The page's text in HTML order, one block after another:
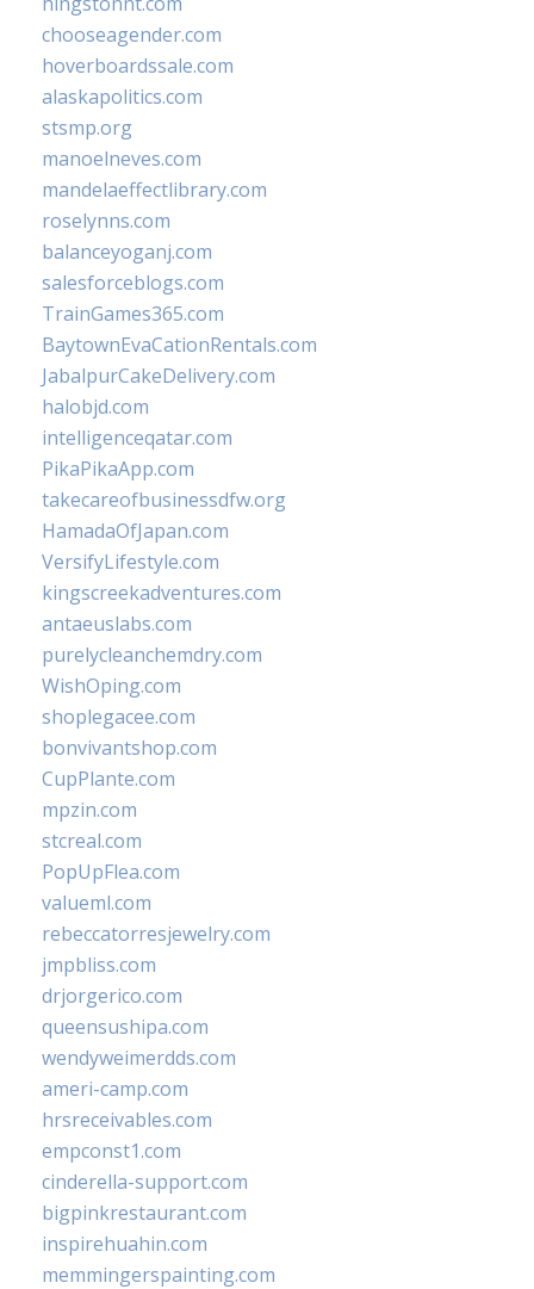
chooseagender.com
hoverboardssale.com
alaskapolitics.com
stsmp.org
manoelneves.com
mandelaeffectlibrary.com
roselynns.com
balanceyoganj.com
salesforceblogs.com
TrainGames365.com
BaytownEvaCationRentals.com
JabalpurCakeDelivery.com
halobjd.com
intelligenceqatar.com
PikaPikaApp.com
takecareofbusinessdfw.org
HamadaOfJapan.com
VersifyLifestyle.com
kingscreekadventures.com
antaeuslabs.com
purelycleanchemdry.com
WishOping.com
shoplegacee.com
bonvivantshop.com
CupPlante.com
mpzin.com
stcreal.com
PopUpFlea.com
valueml.com
rebeccatorresjewelry.com
jmpbliss.com
drjorgerico.com
queensushipa.com
wendyweimerdds.com
ameri-camp.com
hrsreceivables.com
empconst1.com
cinderella-support.com
bigpinkrestaurant.com
inspirehuahin.com
memmingerspainting.com